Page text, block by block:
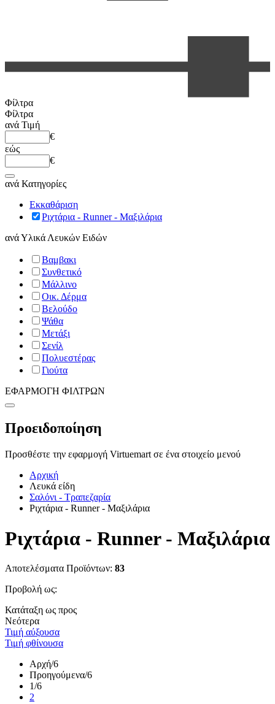
Φίλτρα
Φίλτρα
ανά Τιμή
€
εώς
€
ανά Κατηγορίες
Εκκαθάριση
Ριχτάρια - Runner - Μαξιλάρια
ανάΥλικά Λευκών Ειδών
Βαμβακι
Συνθετικό
Μάλλινο
Οικ. Δέρμα
Βελούδο
Ψάθα
Μετάξι
Σενίλ
Πολυεστέρας
Γιούτα
ΕΦΑΡΜΟΓΗ ΦΙΛΤΡΩΝ
Προειδοποίηση
Προσθέστε την εφαρμογή Virtuemart σε ένα στοιχείο μενού
Αρχική
Λευκά είδη
Σαλόνι - Τραπεζαρία
Ριχτάρια - Runner - Μαξιλάρια
Ριχτάρια - Runner - Μαξιλάρια
Αποτελέσματα Προϊόντων: 83
Προβολή ως:
Κατάταξη ως προς
Νεότερα
Τιμή αύξουσα
Τιμή φθίνουσα
Αρχή/6
Προηγούμενα/6
1/6
2